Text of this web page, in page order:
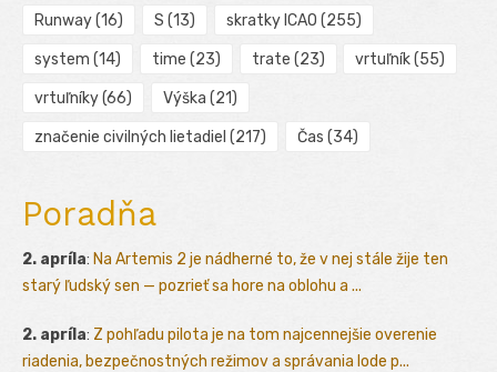
Runway(16) S (13) skratky ICAO (255)
system (14) time (23) trate (23) vrtuľník(55)
vrtuľníky(66) Výška (21)
značenie civilných lietadiel (217) Čas (34)
Poradňa
2. apríla: Na Artemis 2 je nádherné to, že v nej stále žije ten
starý ľudský sen — pozrieť sa hore na oblohu a ...
2. apríla: Z pohľadu pilota je na tom najcennejšie overenie
riadenia, bezpečnostných režimov a správania lode p...